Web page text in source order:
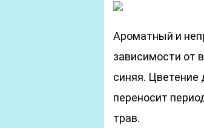
Ароматный и
зависимости от
синяя. Цветение
переносит
трав.